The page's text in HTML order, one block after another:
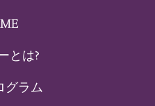
とは?
グラム